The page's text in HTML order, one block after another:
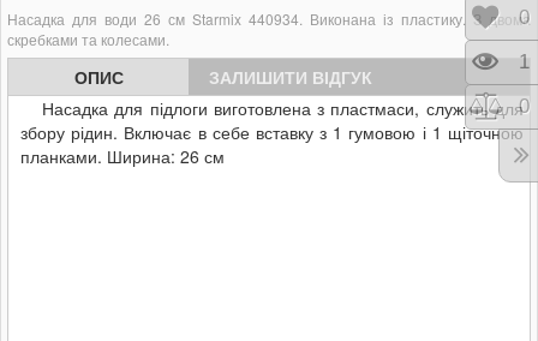
Насадка для води 26 см Starmix 440934. Виконана із пластику. З двома
скребками та колесами.
ОПИС
ЗАЛИШИТИ ВІДГУК
Насадка для підлоги виготовлена з пластмаси, служить для
збору рідин. Включає в себе вставку з 1 гумовою і 1 щіточною
планками. Ширина: 26 см
0
1
0